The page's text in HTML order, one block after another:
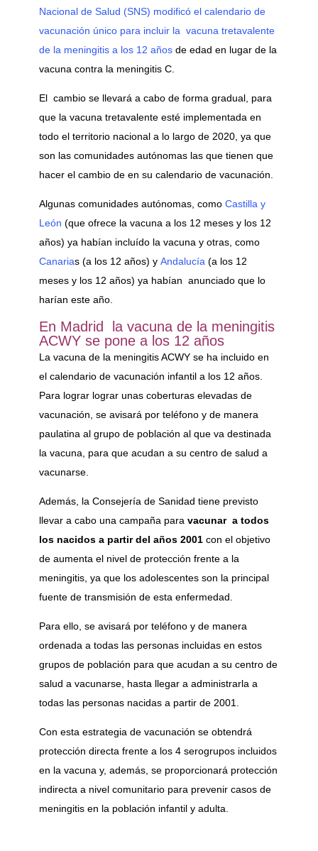
Nacional de Salud (SNS) modificó el calendario de
vacunación único para incluir la vacuna tretavalente
de la meningitis a los 12 añosde edad en lugar de la
vacuna contra la meningitis C.
El cambio se llevará a cabo de forma gradual, para
que la vacuna tretavalente esté implementada en
todo el territorio nacional a lo largo de 2020, ya que
son las comunidades autónomas las que tienen que
hacer el cambio de en su calendario de vacunación.
Algunas comunidades autónomas, como Castilla y
León (que ofrece la vacuna a los 12 meses y los 12
años) ya habían incluído la vacuna y otras, como
Canarias (a los 12 años) y Andalucía (a los 12
meses y los 12 años) ya habían anunciado que lo
harían este año.
En Madrid la vacuna de la meningitis
ACWY se pone a los 12 años
La vacuna de la meningitis ACWY se ha incluido en
el calendario de vacunación infantil a los 12 años.
Para lograr lograr unas coberturas elevadas de
vacunación, se avisará por teléfono y de manera
paulatina al grupo de población al que va destinada
la vacuna, para que acudan a su centro de salud a
vacunarse.
Además, la Consejería de Sanidad tiene previsto
llevar a cabo una campaña para vacunar a todos
los nacidos a partir del años 2001 con el objetivo
de aumenta el nivel de protección frente a la
meningitis, ya que los adolescentes son la principal
fuente de transmisión de esta enfermedad.
Para ello, se avisará por teléfono y de manera
ordenada a todas las personas incluidas en estos
grupos de población para que acudan a su centro de
salud a vacunarse, hasta llegar a administrarla a
todas las personas nacidas a partir de 2001.
Con esta estrategia de vacunación se obtendrá
protección directa frente a los 4 serogrupos incluidos
en la vacuna y, además, se proporcionará protección
indirecta a nivel comunitario para prevenir casos de
meningitis en la población infantil y adulta.